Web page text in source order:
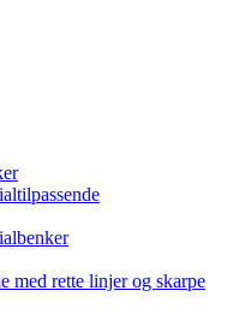
med rette linjer og skarpe